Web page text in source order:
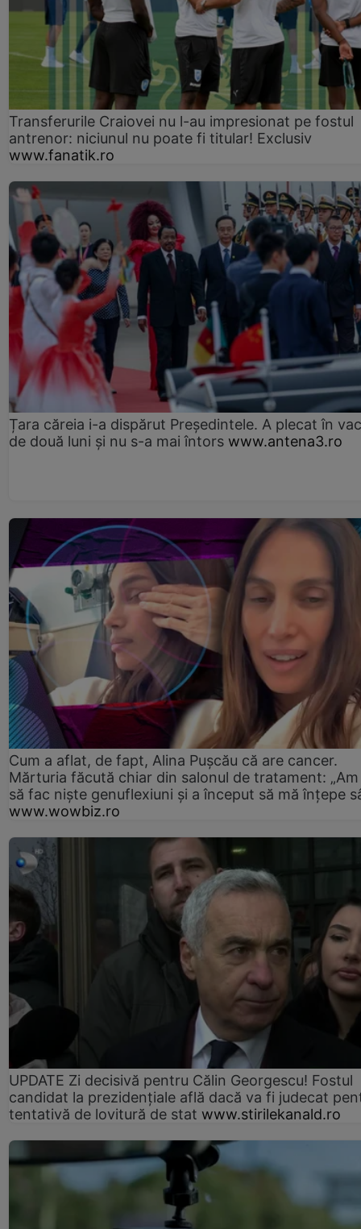
Transferurile Craiovei nu l-au impresionat pe fostul
antrenor: niciunul nu poate fi titular! Exclusiv
www.fanatik.ro
Țara căreia i-a dispărut Președintele. A plecat în
de două luni și nu s-a mai întors www.antena3.ro
Cum a aflat, de fapt, Alina Pușcău că are cancer.
Mărturia făcută chiar din salonul de tratament:
să fac niște genuflexiuni și a început să mă înțepe
www.wowbiz.ro
UPDATE Zi decisivă pentru Călin Georgescu! Fostul
candidat la prezidențiale află dacă va fi judecat
tentativă de lovitură de stat www.stirilekanald.ro